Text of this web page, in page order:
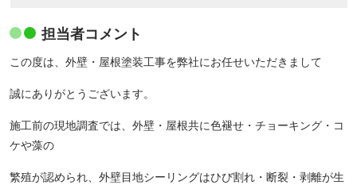
担当者コメント
この度は、外壁・屋根塗装工事を弊社にお任せいただきまして
誠にありがとうございます。
施工前の現地調査では、外壁・屋根共に色褪せ・チョーキング・コ
ケや藻の
繁殖が認められ、外壁目地シーリングはひび割れ・断裂・剥離が生